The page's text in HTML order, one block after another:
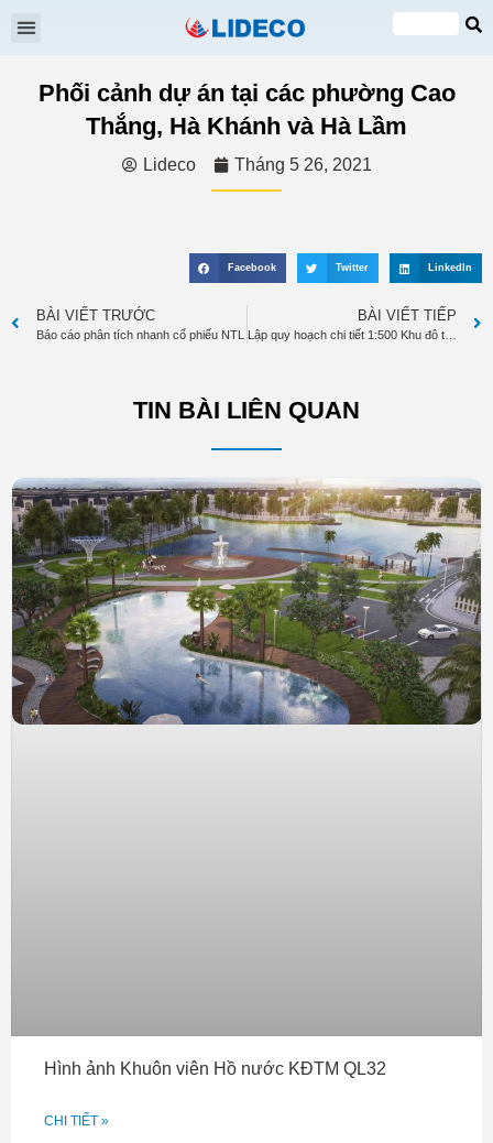
VI
Phối cảnh dự án tại các phường Cao
Thắng, Hà Khánh và Hà Lầm
Lideco Tháng 5 26, 2021
Facebook Twitter LinkedIn
BÀI VIẾT TRƯỚC
Báo cáo phân tích nhanh cổ phiếu NTL
BÀI VIẾT TIẾP
Lập quy hoạch chi tiết 1:500 Khu đô thị mới tại khu vực Núi Hạm, phường Hồng Hà và phường Hà Tu, thành phố Hạ Long
TIN BÀI LIÊN QUAN
Hình ảnh Khuôn viên Hồ nước KĐTM QL32
CHI TIẾT »